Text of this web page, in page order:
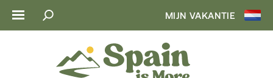
MIJN VAKANTIE